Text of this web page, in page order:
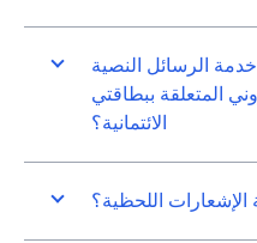
الرسائل النصية
المتعلقة ببطاقتي
الائتمانية؟
اللحظية؟